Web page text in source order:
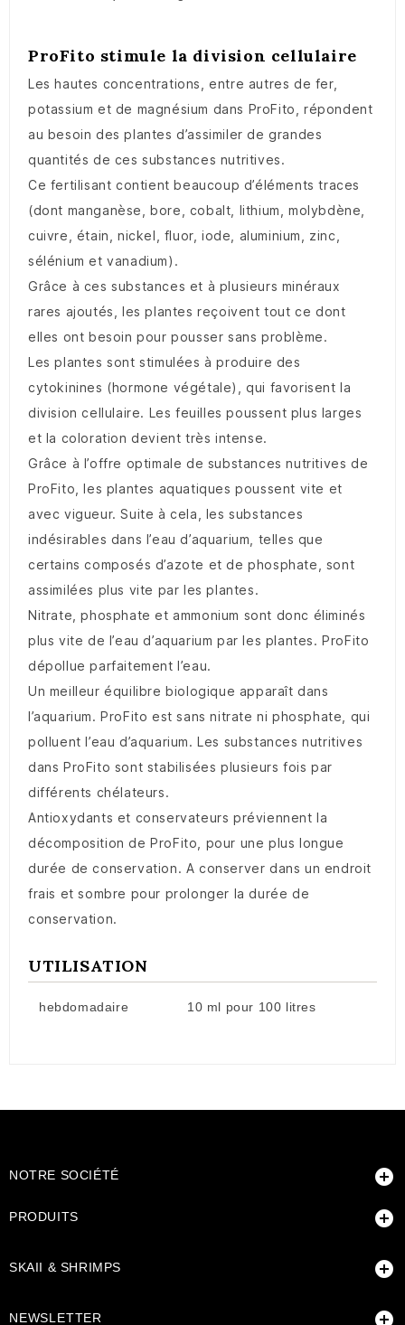
ProFito stimule la division cellulaire
Les hautes concentrations, entre autres de fer,
potassium et de magnésium dans ProFito, répondent
au besoin des plantes d’assimiler de grandes
quantités de ces substances nutritives.
Ce fertilisant contient beaucoup d’éléments traces
(dont manganèse, bore, cobalt, lithium, molybdène,
cuivre, étain, nickel, fluor, iode, aluminium, zinc,
sélénium et vanadium).
Grâce à ces substances et à plusieurs minéraux
rares ajoutés, les plantes reçoivent tout ce dont
elles ont besoin pour pousser sans problème.
Les plantes sont stimulées à produire des
cytokinines (hormone végétale), qui favorisent la
division cellulaire. Les feuilles poussent plus larges
et la coloration devient très intense.
Grâce à l’offre optimale de substances nutritives de
ProFito, les plantes aquatiques poussent vite et
avec vigueur. Suite à cela, les substances
indésirables dans l’eau d’aquarium, telles que
certains composés d’azote et de phosphate, sont
assimilées plus vite par les plantes.
Nitrate, phosphate et ammonium sont donc éliminés
plus vite de l’eau d’aquarium par les plantes. ProFito
dépollue parfaitement l’eau.
Un meilleur équilibre biologique apparaît dans
l’aquarium. ProFito est sans nitrate ni phosphate, qui
polluent l’eau d’aquarium. Les substances nutritives
dans ProFito sont stabilisées plusieurs fois par
différents chélateurs.
Antioxydants et conservateurs préviennent la
décomposition de ProFito, pour une plus longue
durée de conservation. A conserver dans un endroit
frais et sombre pour prolonger la durée de
conservation.
UTILISATION
hebdomadaire 10 ml pour 100 litres
NOTRE SOCIÉTÉ 
PRODUITS 
SKAII & SHRIMPS 
NEWSLETTER 